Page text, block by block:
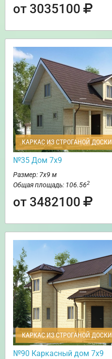
от 3035100
КАРКАС ИЗ СТРОГАНОЙ ДОСКИ
№35 Дом 7х9
Размер: 7х9 м
Общая площадь: 106.562
от 3482100
КАРКАС ИЗ СТРОГАНОЙ ДОСКИ
№90 Каркасный дом 7х9